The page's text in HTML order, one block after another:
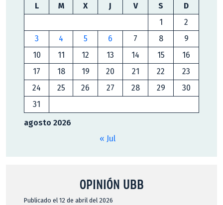
agosto 2026
L M X J V S
D
1
2
3
4 5 6 7 8
9
10
11 12 13 14 15
16
17
18 19 20 21 22
23
24
25 26 27 28 29
30
31
« Jul
OPINIÓN UBB
Publicado el 12 de abril del 2026